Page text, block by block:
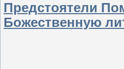
Предстоятели
Божественную